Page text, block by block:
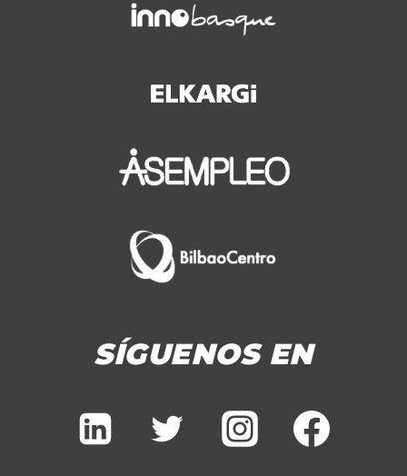
SÍGUENOS EN